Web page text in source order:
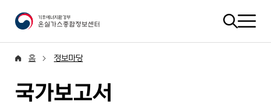
홈 정보마당
국가보고서